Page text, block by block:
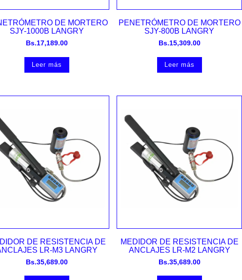
Vista rápida
DE MORTERO
SJY-1000B LANGRY
Bs.17,189.00
Leer más
Vista rápida
PENETRÓMETRO DE MORTERO
SJY-800B LANGRY
Bs.15,309.00
Leer más
Vista rápida
DE RESISTENCIA DE
LR-M3 LANGRY
Bs.35,689.00
Vista rápida
MEDIDOR DE RESISTENCIA DE
ANCLAJES LR-M2 LANGRY
Bs.35,689.00